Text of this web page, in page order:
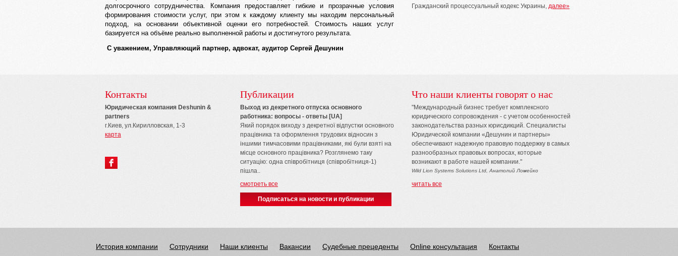
долгосрочного сотрудничества. Компания предоставляет гибкие и прозрачные условия
формирования стоимости услуг, при этом к каждому клиенту мы находим персональный
подход, на основании объективной оценки его потребностей. Стоимость наших услуг
базируется на объёме реально выполненной работы и достигнутого результата.
С уважением, Управляющий партнер, адвокат, аудитор Сергей Дешунин
Гражданский процессуальный кодекс Украины, далее»
Контакты
Юридическая компания Deshunin &
partners
г.Киев, ул.Кирилловская, 1-3
карта
Публикации
Выход из декретного отпуска основного
работника: вопросы - ответы [UA]
Який порядок виходу з декретної відпустки основного
працівника та оформлення трудових відносин з
іншими тимчасовими працівниками, які були взяті на
місце основного працівника? Розглянемо таку
ситуацію: одна співробітниця (співробітниця-1)
пішла..
смотреть все
Подписаться на новости и публикации
Что наши клиенты говорят о нас
"Международный бизнес требует комплексного
юридического сопровождения - с учетом особенностей
законодательства разных юрисдикций. Специалисты
Юридической компании «Дешунин и партнеры»
обеспечивают надежную правовую поддержку в самых
разнообразных правовых вопросах, которые
возникают в работе нашей компании."
Wild Lion Systems Solutions Ltd, Анатолий Ломейко
читать все
История компании Сотрудники Наши клиенты Вакансии Судебные прецеденты Online консультация Контакты